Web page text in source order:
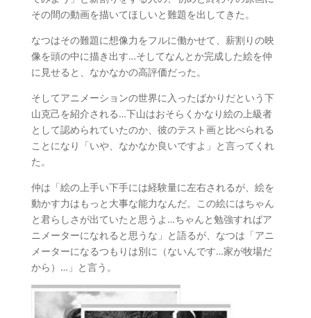
その間の動画を描いてほしいと難題を出してきた。
なつはその難題に想像力をフルに働かせて、薪割りの映
像を頭の中に描き出す…そしてなんとか完成した絵を仲
に見せると、なかなかの高評価だった。
そしてアニメーションの世界に入ったばかりだという下
山克己を紹介される…下山はおそらくかなり絵の上級者
として認められていたのか、彼のテスト画と比べられる
ことになり「いや、なかなか良いですよ」と言ってくれ
た。
仲は「絵の上手い下手には経験量に左右されるが、絵を
動かす力はもっと大事な能力なんだ。この絵にはちゃん
と君らしさが出ていたと思うよ…ちゃんと勉強すればア
ニメーターになれると思うな」と語るが、なつは「アニ
メーターになるつもりは別に（ないんです…家が牧場だ
から）…」と言う。